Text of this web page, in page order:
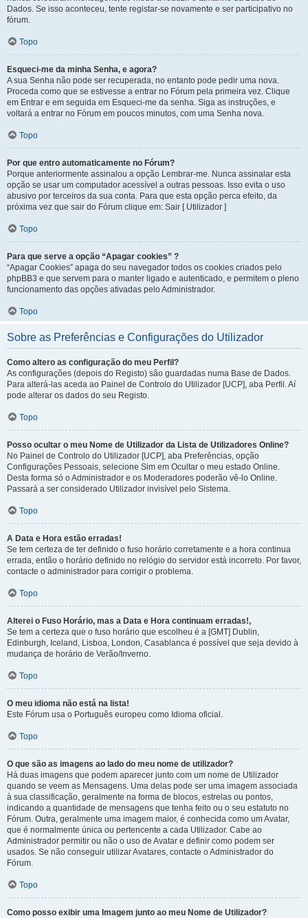
Dados. Se isso aconteceu, tente registar-se novamente e ser participativo no
fórum.
Topo
Esqueci-me da minha Senha, e agora?
A sua Senha não pode ser recuperada, no entanto pode pedir uma nova.
Proceda como que se estivesse a entrar no Fórum pela primeira vez. Clique
em Entrar e em seguida em Esqueci-me da senha. Siga as instruções, e
voltará a entrar no Fórum em poucos minutos, com uma Senha nova.
Topo
Por que entro automaticamente no Fórum?
Porque anteriormente assinalou a opção Lembrar-me. Nunca assinalar esta
opção se usar um computador acessível a outras pessoas. Isso evita o uso
abusivo por terceiros da sua conta. Para que esta opção perca efeito, da
próxima vez que sair do Fórum clique em: Sair [ Utilizador ]
Topo
Para que serve a opção “Apagar cookies” ?
“Apagar Cookies” apaga do seu navegador todos os cookies criados pelo
phpBB3 e que servem para o manter ligado e autenticado, e permitem o pleno
funcionamento das opções ativadas pelo Administrador.
Topo
Sobre as Preferências e Configurações do Utilizador
Como altero as configuração do meu Perfil?
As configurações (depois do Registo) são guardadas numa Base de Dados.
Para alterá-las aceda ao Painel de Controlo do Utilizador [UCP], aba Perfil. Aí
pode alterar os dados do seu Registo.
Topo
Posso ocultar o meu Nome de Utilizador da Lista de Utilizadores Online?
No Painel de Controlo do Utilizador [UCP], aba Preferências, opção
Configurações Pessoais, selecione Sim em Ocultar o meu estado Online.
Desta forma só o Administrador e os Moderadores poderão vê-lo Online.
Passará a ser considerado Utilizador invisível pelo Sistema.
Topo
A Data e Hora estão erradas!
Se tem certeza de ter definido o fuso horário corretamente e a hora continua
errada, então o horário definido no relógio do servidor está incorreto. Por favor,
contacte o administrador para corrigir o problema.
Topo
Alterei o Fuso Horário, mas a Data e Hora continuam erradas!,
Se tem a certeza que o fuso horário que escolheu é a [GMT] Dublin,
Edinburgh, Iceland, Lisboa, London, Casablanca é possível que seja devido à
mudança de horário de Verão/Inverno.
Topo
O meu idioma não está na lista!
Este Fórum usa o Português europeu como Idioma oficial.
Topo
O que são as imagens ao lado do meu nome de utilizador?
Há duas imagens que podem aparecer junto com um nome de Utilizador
quando se veem as Mensagens. Uma delas pode ser uma imagem associada
à sua classificação, geralmente na forma de blocos, estrelas ou pontos,
indicando a quantidade de mensagens que tenha feito ou o seu estatuto no
Fórum. Outra, geralmente uma imagem maior, é conhecida como um Avatar,
que é normalmente única ou pertencente a cada Utilizador. Cabe ao
Administrador permitir ou não o uso de Avatar e definir como podem ser
usados. Se não conseguir utilizar Avatares, contacte o Administrador do
Fórum.
Topo
Como posso exibir uma Imagem junto ao meu Nome de Utilizador?